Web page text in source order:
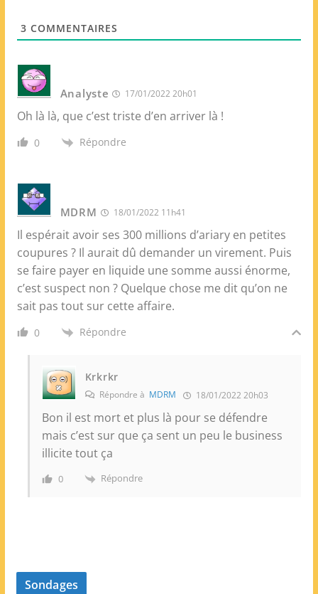
3 COMMENTAIRES
Analyste 17/01/2022 20h01
Oh là là, que c’est triste d’en arriver là !
0 Répondre
MDRM 18/01/2022 11h41
Il espérait avoir ses 300 millions d’ariary en petites
coupures ? Il aurait dû demander un virement. Puis
se faire payer en liquide une somme aussi énorme,
c’est suspect non ? Quelque chose me dit qu’on ne
sait pas tout sur cette affaire.
0 Répondre
Krkrkr
Répondre à MDRM 18/01/2022 20h03
Bon il est mort et plus là pour se défendre
mais c’est sur que ça sent un peu le business
illicite tout ça
0 Répondre
Sondages